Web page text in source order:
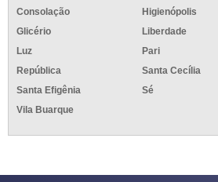
Consolação
Higienópolis
Glicério
Liberdade
Luz
Pari
República
Santa Cecília
Santa Efigênia
Sé
Vila Buarque